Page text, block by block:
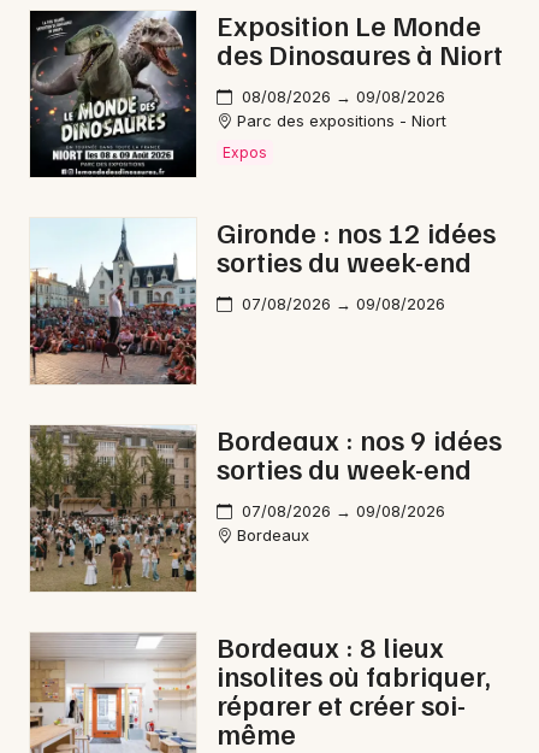
Soirées
Sorties famille
Expos
Spectacle musical en Gironde
Spectacle musical en Aquitaine
Spectacle musical en Nouvelle-Aquitaine
Newsletter des sorties
Artistes en tournée
Actus à Arcachon
Magazine à Arcachon
Strasbourg
Toulouse
Toutes les villes
Exposition Le Monde
des Dinosaures à Niort
08/08/2026 → 09/08/2026
Parc des expositions - Niort
Expos
Gironde : nos 12 idées
sorties du week-end
07/08/2026 → 09/08/2026
Bordeaux : nos 9 idées
sorties du week-end
07/08/2026 → 09/08/2026
Bordeaux
Bordeaux : 8 lieux
insolites où fabriquer,
réparer et créer soi-
même